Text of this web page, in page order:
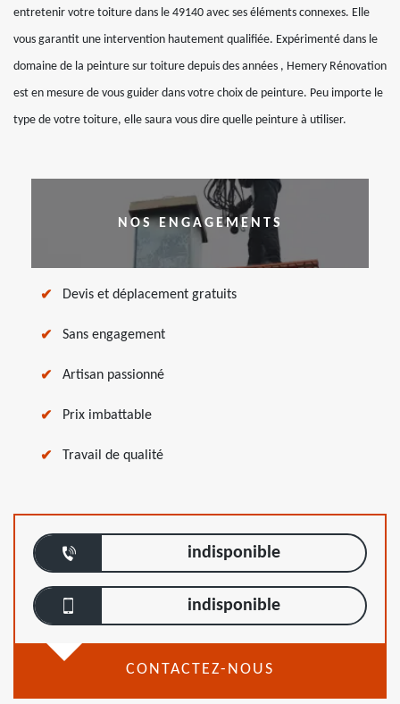
entretenir votre toiture dans le 49140 avec ses éléments connexes. Elle
vous garantit une intervention hautement qualifiée. Expérimenté dans le
domaine de la peinture sur toiture depuis des années , Hemery Rénovation
est en mesure de vous guider dans votre choix de peinture. Peu importe le
type de votre toiture, elle saura vous dire quelle peinture à utiliser.
NOS ENGAGEMENTS
Devis et déplacement gratuits
Sans engagement
Artisan passionné
Prix imbattable
Travail de qualité
indisponible
indisponible
CONTACTEZ-NOUS